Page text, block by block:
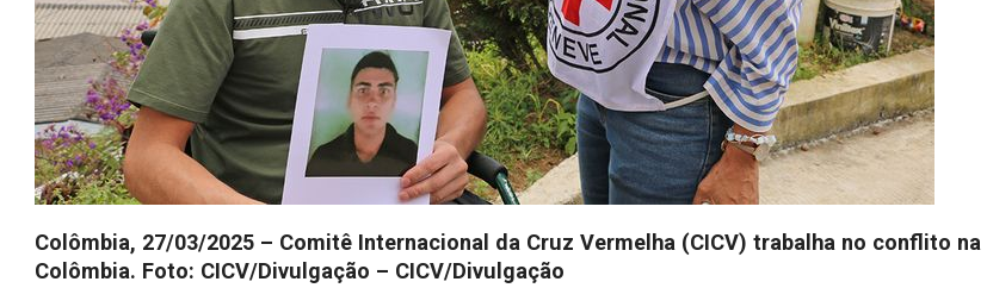
Colômbia, 27/03/2025 – Comitê Internacional da Cruz Vermelha (CICV) trabalha no conflito na
Colômbia. Foto: CICV/Divulgação – CICV/Divulgação